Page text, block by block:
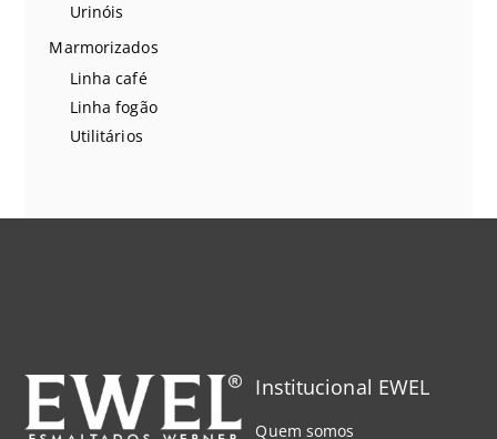
Urinóis
Marmorizados
Linha café
Linha fogão
Utilitários
Institucional EWEL
Quem somos